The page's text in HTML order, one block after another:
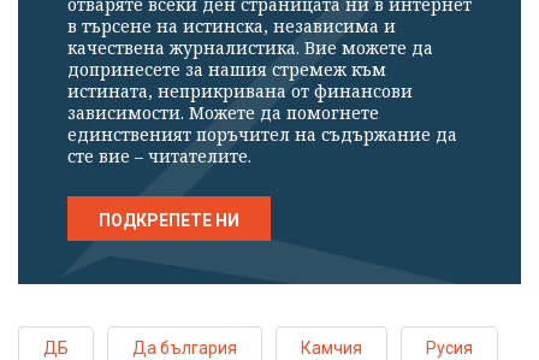
в търсене на истинска, независима и
качествена журналистика. Вие можете да
допринесете за нашия стремеж към
истината, неприкривана от финансови
зависимости. Можете да помогнете
единственият поръчител на съдържание да
сте вие – читателите.
ПОДКРЕПЕТЕ НИ
ДБ Да българия Камчия Русия